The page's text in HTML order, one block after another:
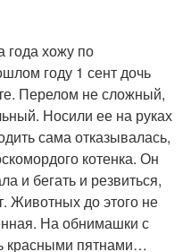
года хожу по
году 1 сент дочь
Перелом не сложный,
Носили ее на руках
сама отказывалась,
котенка. Он
и бегать и резвиться,
Животных до этого не
На обнимашки с
красными пятнами…